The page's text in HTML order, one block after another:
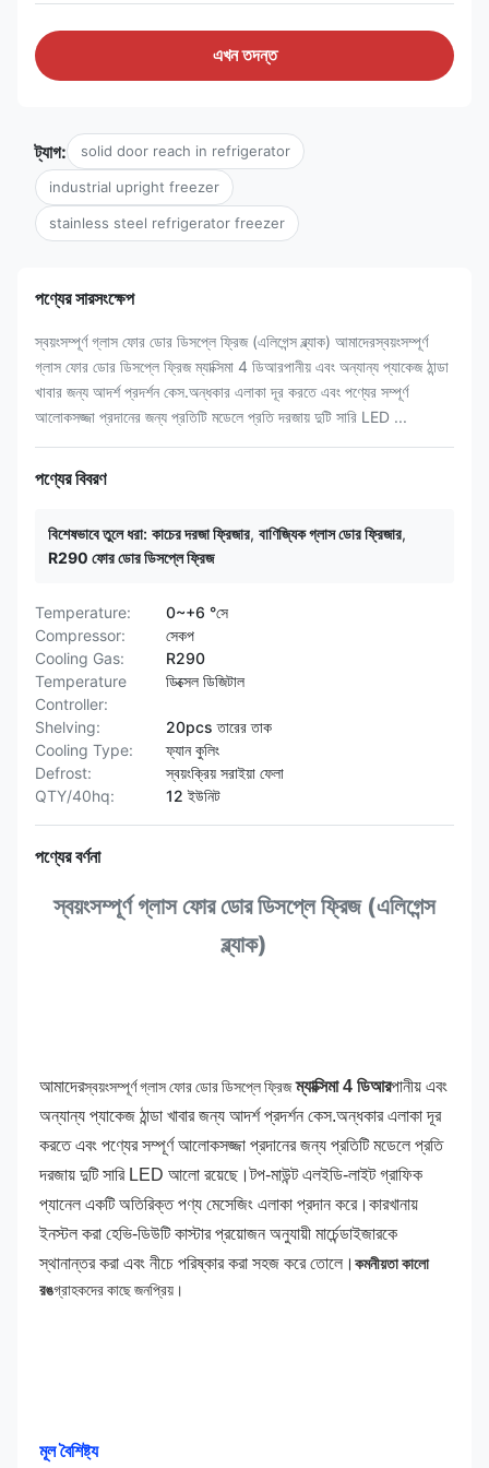
এখন তদন্ত
ট্যাগ: solid door reach in refrigerator
industrial upright freezer
stainless steel refrigerator freezer
পণ্যের সারসংক্ষেপ
স্বয়ংসম্পূর্ণ গ্লাস ফোর ডোর ডিসপ্লে ফ্রিজ (এলিগেন্স ব্ল্যাক) আমাদেরস্বয়ংসম্পূর্ণ
গ্লাস ফোর ডোর ডিসপ্লে ফ্রিজ ম্যাক্সিমা 4 ডিআরপানীয় এবং অন্যান্য প্যাকেজ ঠান্ডা
খাবার জন্য আদর্শ প্রদর্শন কেস.অন্ধকার এলাকা দূর করতে এবং পণ্যের সম্পূর্ণ
আলোকসজ্জা প্রদানের জন্য প্রতিটি মডেলে প্রতি দরজায় দুটি সারি LED ...
পণ্যের বিবরণ
বিশেষভাবে তুলে ধরা: কাচের দরজা ফ্রিজার, বাণিজ্যিক গ্লাস ডোর ফ্রিজার,
R290 ফোর ডোর ডিসপ্লে ফ্রিজ
Temperature:
0~+6 °সে
Compressor:
সেকপ
Cooling Gas:
R290
Temperature
Controller:
ডিক্সেল ডিজিটাল
Shelving:
20pcs তারের তাক
Cooling Type:
ফ্যান কুলিং
Defrost:
স্বয়ংক্রিয় সরাইয়া ফেলা
QTY/40hq:
12 ইউনিট
পণ্যের বর্ণনা
স্বয়ংসম্পূর্ণ গ্লাস ফোর ডোর ডিসপ্লে ফ্রিজ (এলিগেন্স
ব্ল্যাক)
আমাদেরস্বয়ংসম্পূর্ণ গ্লাস ফোর ডোর ডিসপ্লে ফ্রিজ ম্যাক্সিমা 4 ডিআরপানীয় এবং
অন্যান্য প্যাকেজ ঠান্ডা খাবার জন্য আদর্শ প্রদর্শন কেস.অন্ধকার এলাকা দূর
করতে এবং পণ্যের সম্পূর্ণ আলোকসজ্জা প্রদানের জন্য প্রতিটি মডেলে প্রতি
দরজায় দুটি সারি LED আলো রয়েছে।টপ-মাউন্ট এলইডি-লাইট গ্রাফিক
প্যানেল একটি অতিরিক্ত পণ্য মেসেজিং এলাকা প্রদান করে।কারখানায়
ইনস্টল করা হেভি-ডিউটি ​​কাস্টার প্রয়োজন অনুযায়ী মার্চেন্ডাইজারকে
স্থানান্তর করা এবং নীচে পরিষ্কার করা সহজ করে তোলে। কমনীয়তা কালো
রঙগ্রাহকদের কাছে জনপ্রিয়।
মূল বৈশিষ্ট্য